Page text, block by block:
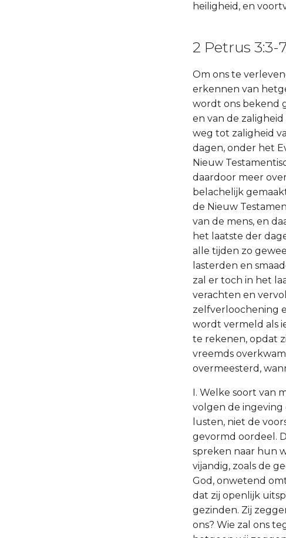
heiligheid, en
2 Petrus 3:3-
Om ons te
erkennen van
wordt ons bekend
en van de
weg tot zaligheid
dagen, onder het
Nieuw
daardoor meer
belachelijk
de Nieuw
van de mens, en
het laatste der
alle tijden zo
lasterden en
zal er toch in het
verachten en
zelfverloochening
wordt vermeld als
te rekenen, opdat
vreemds
overmeesterd,
I. Welke soort van
volgen de
lusten, niet de
gevormd oordeel.
spreken naar hun
vijandig, zoals de
God, onwetend
dat zij openlijk
gezinden. Zij
ons? Wie zal ons